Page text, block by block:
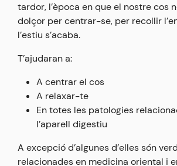
tardor, l’època en que el nostre cos
dolçor per centrar-se, per recollir
l’estiu s’acaba.
T’ajudaran a:
A centrar el cos
A relaxar-te
En totes les patologies
l’aparell digestiu
A excepció d’algunes d’elles són
relacionades en medicina oriental i